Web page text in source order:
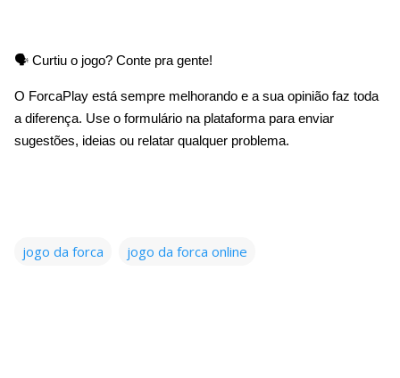
🗣️ Curtiu o jogo? Conte pra gente!
O ForcaPlay está sempre melhorando e a sua opinião faz toda
a diferença. Use o formulário na plataforma para enviar
sugestões, ideias ou relatar qualquer problema.
jogo da forca jogo da forca online